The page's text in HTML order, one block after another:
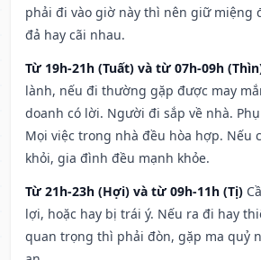
phải đi vào giờ này thì nên giữ miệng
đả hay cãi nhau.
Từ 19h-21h (Tuất) và từ 07h-09h
lành, nếu đi thường gặp được may
doanh có lời. Người đi sắp về nhà.
Mọi việc trong nhà đều hòa hợp. Nếu
khỏi, gia đình đều mạnh khỏe.
Từ 21h-23h (Hợi) và từ 09h-11h (Tị)
lợi, hoặc hay bị trái ý. Nếu ra đi hay
quan trọng thì phải đòn, gặp ma quỷ